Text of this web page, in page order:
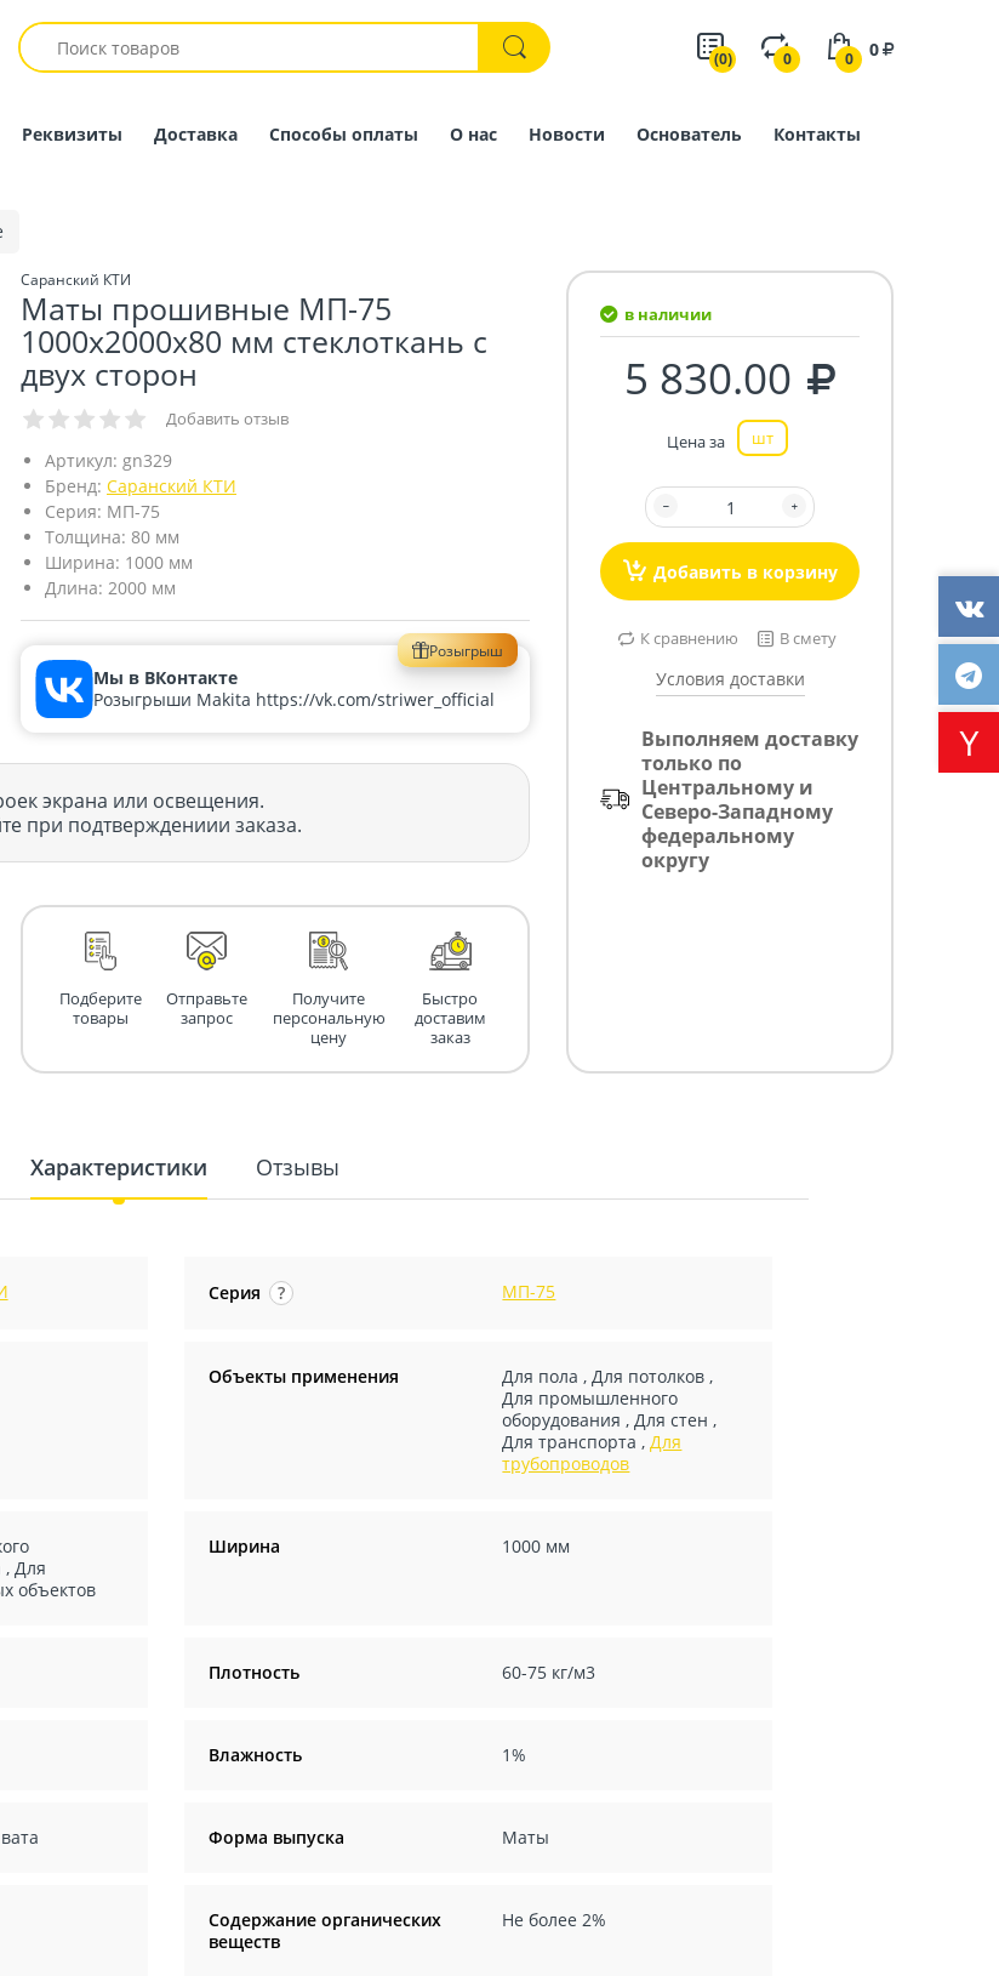
(0) 0 0 0
Реквизиты Доставка Способы оплаты О нас Новости Основатель Контакты
Саранский КТИ
Маты прошивные МП-75
1000х2000х80 мм стеклоткань с
двух сторон
Добавить отзыв
Артикул: gn329
Бренд: Саранский КТИ
Серия: МП-75
Толщина: 80 мм
Ширина: 1000 мм
Длина: 2000 мм
Розыгрыш
Мы в ВКонтакте
Розыгрыши Makita https://vk.com/striwer_official
экрана или освещения.
при подтверждениии заказа.
Подберите
товары
Отправьте
запрос
Получите
персональную
цену
Быстро
доставим
заказ
в наличии
5 830.00
Цена за шт
Добавить в корзину
К сравнению В смету
Условия доставки
Выполняем доставку
только по
Центральному и
Северо-Западному
федеральному
округу
Характеристики Отзывы
Серия ? МП-75
Объекты применения Для пола ,Для потолков ,
Для промышленного
оборудования ,Для стен ,
Для транспорта ,Для
трубопроводов
, Для
объектов
Ширина 1000 мм
Плотность 60-75 кг/м3
Влажность 1%
Форма выпуска Маты
Содержание органических
веществ
Не более 2%